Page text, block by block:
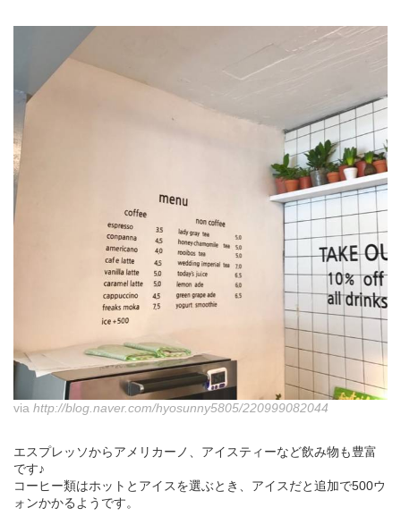
via http://blog.naver.com/hyosunny5805/220999082044
エスプレッソからアメリカーノ、アイスティーなど飲み物も豊富
です♪
コーヒー類はホットとアイスを選ぶとき、アイスだと追加で500ウ
ォンかかるようです。